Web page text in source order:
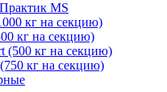
MS
кг на секцию)
кг на секцию)
(500 кг на секцию)
кг на секцию)